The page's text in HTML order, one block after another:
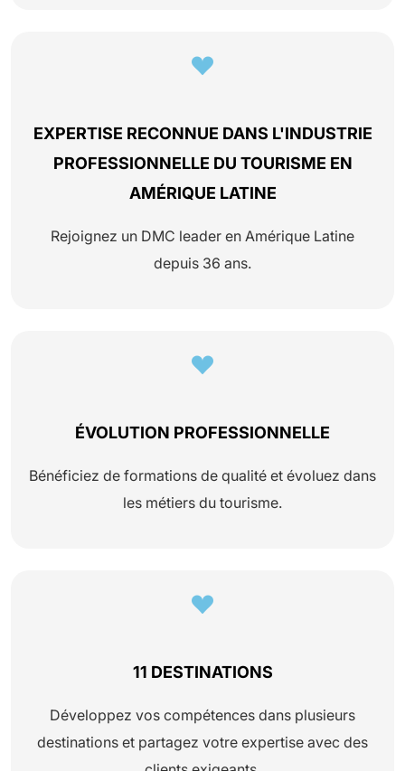
EXPERTISE RECONNUE DANS L'INDUSTRIE
PROFESSIONNELLE DU TOURISME EN
AMÉRIQUE LATINE
Rejoignez un DMC leader en Amérique Latine
depuis 36 ans.
ÉVOLUTION PROFESSIONNELLE
Bénéficiez de formations de qualité et évoluez dans
les métiers du tourisme.
11 DESTINATIONS
Développez vos compétences dans plusieurs
destinations et partagez votre expertise avec des